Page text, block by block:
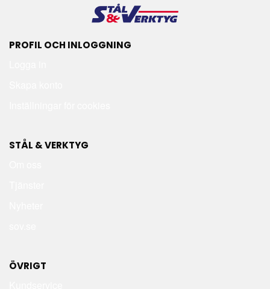
PROFIL OCH INLOGGNING
STÅL & VERKTYG
ÖVRIGT